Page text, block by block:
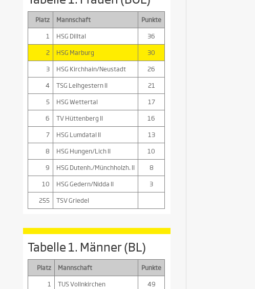
Platz Mannschaft
Punkte
1
HSG Dilltal
36
2
HSG Marburg
30
3
HSG Kirchhain/Neustadt
26
4
TSG Leihgestern II
21
5
HSG Wettertal
17
6
TV Hüttenberg II
16
7
HSG Lumdatal II
13
8
HSG Hungen/Lich II
10
9
HSG Dutenh./Münchholzh. II
8
10
HSG Gedern/Nidda II
3
255
TSV Griedel
Tabelle 1. Männer (BL)
Platz Mannschaft
Punkte
1
TUS Vollnkirchen
49